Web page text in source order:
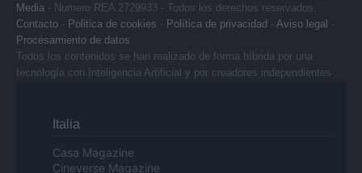
Media - Numero REA 2729933 - Todos los derechos reservados.
Contacto - Politica de cookies - Política de privacidad - Aviso legal -
Procesamiento de datos
Todos los contenidos se han realizado de forma híbrida por una
tecnología con Inteligencia Artificial y por creadores independientes
Italia
Casa Magazine
Cineverse Magazine